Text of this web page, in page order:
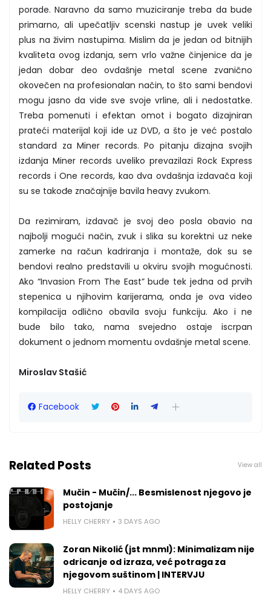
porade. Naravno da samo muziciranje treba da bude
primarno, ali upečatljiv scenski nastup je uvek veliki
plus na živim nastupima. Mislim da je jedan od bitnijih
kvaliteta ovog izdanja, sem vrlo važne činjenice da je
jedan dobar deo ovdašnje metal scene zvanično
okovečen na profesionalan način, to što sami bendovi
mogu jasno da vide sve svoje vrline, ali i nedostatke.
Treba pomenuti i efektan omot i bogato dizajniran
prateći materijal koji ide uz DVD, a što je već postalo
standard za Miner records. Po pitanju dizajna svojih
izdanja Miner records uveliko prevazilazi Rock Express
records i One records, kao dva ovdašnja izdavača koji
su se takođe značajnije bavila heavy zvukom.
Da rezimiram, izdavač je svoj deo posla obavio na
najbolji mogući način, zvuk i slika su korektni uz neke
zamerke na račun kadriranja i montaže, dok su se
bendovi realno predstavili u okviru svojih mogućnosti.
Ako “Invasion From The East” bude tek jedna od prvih
stepenica u njihovim karijerama, onda je ova video
kompilacija odlično obavila svoju funkciju. Ako i ne
bude bilo tako, nama svejedno ostaje iscrpan
dokument o jednom momentu ovdašnje metal scene.
Miroslav Stašić
Facebook
Related Posts View all
Mučin - Mučin/... Besmislenost njegovo je
postojanje
HELLY CHERRY 3 DAYS AGO
Zoran Nikolić (jst mnml): Minimalizam nije
odricanje od izraza, već potraga za
njegovom suštinom | INTERVJU
HELLY CHERRY 4 DAYS AGO